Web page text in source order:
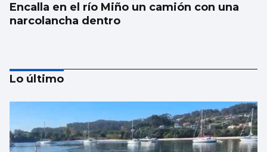
Encalla en el río Miño un camión con una
narcolancha dentro
Lo último